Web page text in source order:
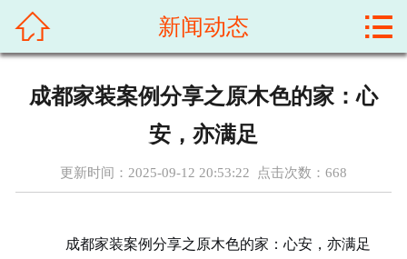
成功案例
 新闻动态 
成都家装案例分享之原木色的家：心
安，亦满足
更新时间：2025-09-12 20:53:22 点击次数： 668
成都家装案例分享之原木色的家：心安，亦满足